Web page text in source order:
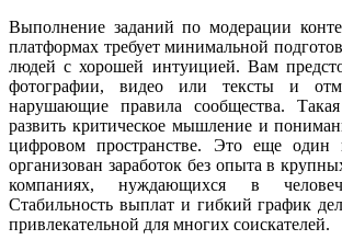
Выполнение заданий по модерации
платформах требует минимальной
людей с хорошей интуицией. Вам
фотографии, видео или тексты и
нарушающие правила сообщества.
развить критическое мышление и
цифровом пространстве. Это еще один
организован заработок без опыта в
компаниях, нуждающихся в
Стабильность выплат и гибкий график
привлекательной для многих соискателей.